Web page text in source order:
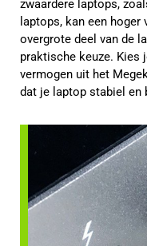
zwaardere laptops,
laptops, kan een
overgrote deel van de
praktische keuze. Kies
vermogen uit het
dat je laptop stabiel en